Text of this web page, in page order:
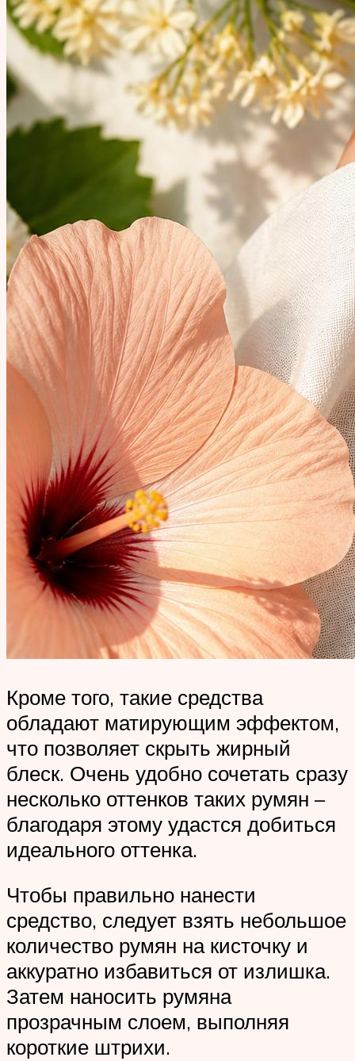
Кроме того, такие средства
обладают матирующим эффектом,
что позволяет скрыть жирный
блеск. Очень удобно сочетать сразу
несколько оттенков таких румян –
благодаря этому удастся добиться
идеального оттенка.
Чтобы правильно нанести
средство, следует взять небольшое
количество румян на кисточку и
аккуратно избавиться от излишка.
Затем наносить румяна
прозрачным слоем, выполняя
короткие штрихи.